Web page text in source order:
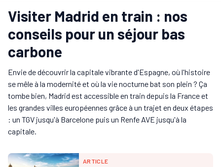
Visiter Madrid en train : nos
conseils pour un séjour bas
carbone
Envie de découvrir la capitale vibrante d'Espagne, où l'histoire
se mêle à la modernité et où la vie nocturne bat son plein ? Ça
tombe bien, Madrid est accessible en train depuis la France et
les grandes villes européennes grâce à un trajet en deux étapes
: un TGV jusqu'à Barcelone puis un Renfe AVE jusqu'à la
capitale.
ARTICLE